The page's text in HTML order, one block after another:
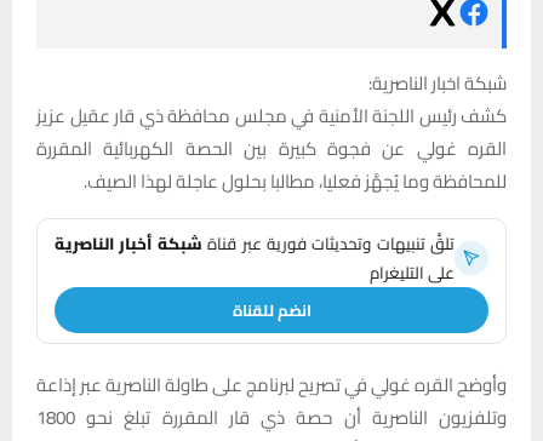
شبكة اخبار الناصرية:
كشف رئيس اللجنة الأمنية في مجلس محافظة ذي قار عقيل عزيز
القره غولي عن فجوة كبيرة بين الحصة الكهربائية المقررة
للمحافظة وما يُجهَّز فعليا، مطالبا بحلول عاجلة لهذا الصيف.
تلقَّ تنبيهات وتحديثات فورية عبر قناةشبكة أخبار الناصرية
على التليغرام
انضم للقناة
وأوضح القره غولي في تصريح لبرنامج على طاولة الناصرية عبر إذاعة
وتلفزيون الناصرية أن حصة ذي قار المقررة تبلغ نحو 1800